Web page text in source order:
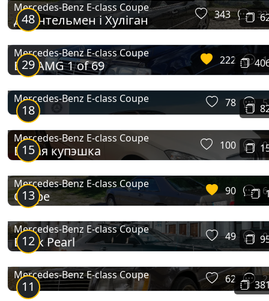
E-class Coupe (C207)
E-class Coupe (C238)
48
Mercedes-Benz E-class Coupe
Джентельмен і Хуліган 343 32
29
Mercedes-Benz E-class Coupe
E36 AMG 1 of 69 222 1
18
Mercedes-Benz E-class Coupe 78 5
15
Mercedes-Benz E-class Coupe
Белая купэшка 100 0
13
Mercedes-Benz E-class Coupe
Coupe 90 6
12
Mercedes-Benz E-class Coupe
Black Pearl 49 0
11
Mercedes-Benz E-class Coupe 62 2